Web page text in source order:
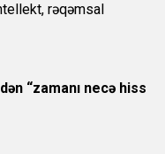
rəqəmsal
“zamanı necə hiss